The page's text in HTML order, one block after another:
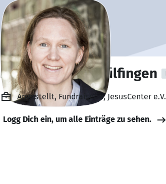
Esther Bock v. Wülfingen
Angestellt, Fundraiserin, JesusCenter e.V.
Logg Dich ein, um alle Einträge zu sehen.